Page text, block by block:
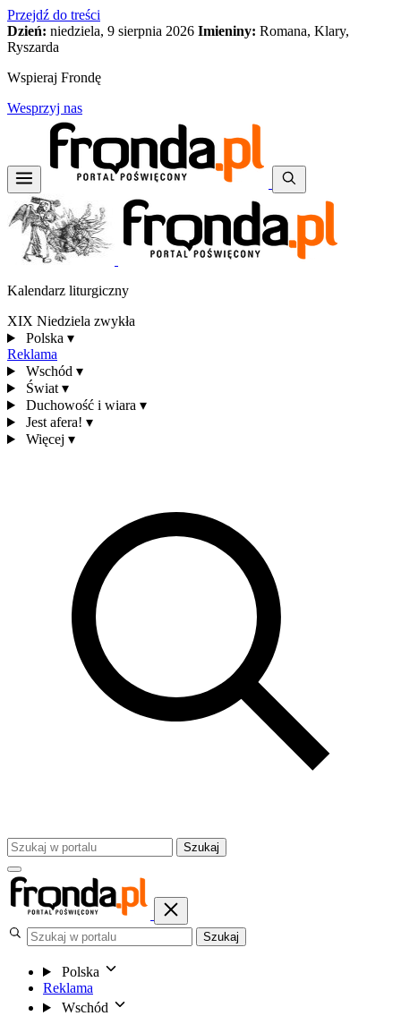
Przejdź do treści
Dzień: niedziela, 9 sierpnia 2026 Imieniny: Romana, Klary,
Ryszarda
Wspieraj Frondę
Wesprzyj nas
Kalendarz liturgiczny
XIX Niedziela zwykła
Polska ▾
Reklama
Wschód ▾
Świat ▾
Duchowość i wiara ▾
Jest afera! ▾
Więcej ▾
Szukaj
Szukaj
Polska
Reklama
Wschód